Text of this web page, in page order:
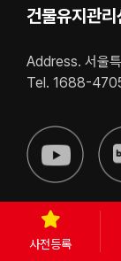
사전등록
건물유지관
Address. 서울
Tel. 1688-